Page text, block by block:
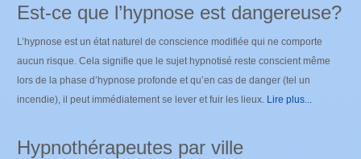
Est-ce que l’hypnose est dangereuse?
L’hypnose est un état naturel de conscience modifiée qui ne comporte
aucun risque. Cela signifie que le sujet hypnotisé reste conscient même
lors de la phase d’hypnose profonde et qu’en cas de danger (tel un
incendie), il peut immédiatement se lever et fuir les lieux. Lire plus...
Hypnothérapeutes par ville